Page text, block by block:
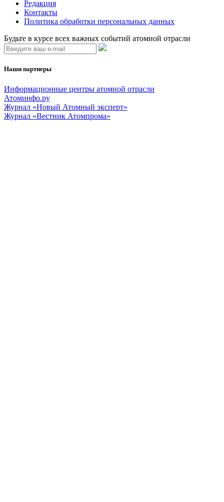
Редакция
Контакты
Политика обработки персональных данных
Будьте в курсе всех важных событий атомной отрасли
Наши партнеры
Информационные центры атомной отрасли
Атоминфо.ру
Журнал «Новый Атомный эксперт»
Журнал «Вестник Атомпрома»